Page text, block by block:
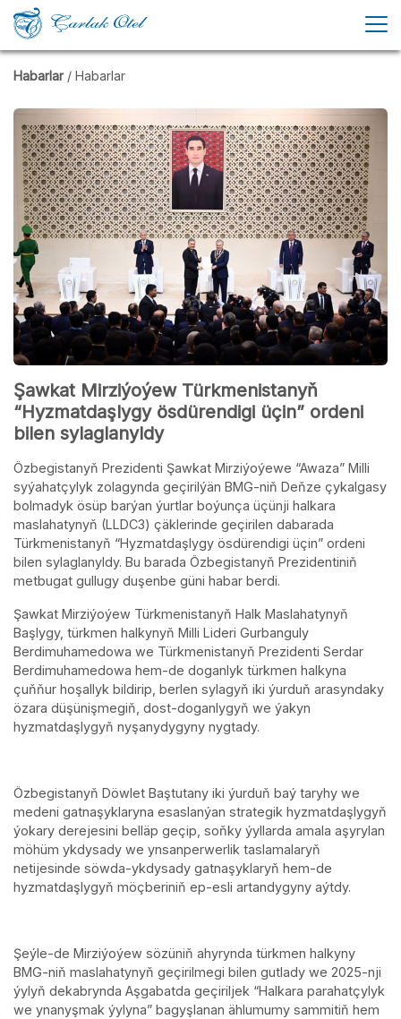
Habarlar / Habarlar
Şawkat Mirziýoýew Türkmenistanyň
“Hyzmatdaşlygy ösdürendigi üçin” ordeni
bilen sylaglanyldy
Özbegistanyň Prezidenti Şawkat Mirziýoýewe “Awaza” Milli
syýahatçylyk zolagynda geçirilýän BMG-niň Deňze çykalgasy
bolmadyk ösüp barýan ýurtlar boýunça üçünji halkara
maslahatynyň (LLDC3) çäklerinde geçirilen dabarada
Türkmenistanyň “Hyzmatdaşlygy ösdürendigi üçin” ordeni
bilen sylaglanyldy. Bu barada Özbegistanyň Prezidentiniň
metbugat gullugy duşenbe güni habar berdi.
Şawkat Mirziýoýew Türkmenistanyň Halk Maslahatynyň
Başlygy, türkmen halkynyň Milli Lideri Gurbanguly
Berdimuhamedowa we Türkmenistanyň Prezidenti Serdar
Berdimuhamedowa hem-de doganlyk türkmen halkyna
çuňňur hoşallyk bildirip, berlen sylagyň iki ýurduň arasyndaky
özara düşünişmegiň, dost-doganlygyň we ýakyn
hyzmatdaşlygyň nyşanydygyny nygtady.
Özbegistanyň Döwlet Baştutany iki ýurduň baý taryhy we
medeni gatnaşyklaryna esaslanýan strategik hyzmatdaşlygyň
ýokary derejesini belläp geçip, soňky ýyllarda amala aşyrylan
möhüm ykdysady we ynsanperwerlik taslamalaryň
netijesinde söwda-ykdysady gatnaşyklaryň hem-de
hyzmatdaşlygyň möçberiniň ep-esli artandygyny aýtdy.
Şeýle-de Mirziýoýew sözüniň ahyrynda türkmen halkyny
BMG-niň maslahatynyň geçirilmegi bilen gutlady we 2025-nji
ýylyň dekabrynda Aşgabatda geçiriljek “Halkara parahatçylyk
we ynanyşmak ýylyna” bagyşlanan ählumumy sammitiň hem